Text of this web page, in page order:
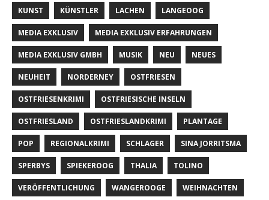
KUNST KÜNSTLER LACHEN LANGEOOG
MEDIA EXKLUSIV MEDIA EXKLUSIV ERFAHRUNGEN
MEDIA EXKLUSIV GMBH MUSIK NEU NEUES
NEUHEIT NORDERNEY OSTFRIESEN
OSTFRIESENKRIMI OSTFRIESISCHE INSELN
OSTFRIESLAND OSTFRIESLANDKRIMI PLANTAGE
POP REGIONALKRIMI SCHLAGER SINA JORRITSMA
SPERBYS SPIEKEROOG THALIA TOLINO
VERÖFFENTLICHUNG WANGEROOGE WEIHNACHTEN